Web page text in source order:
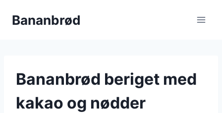
Bananbrød
Bananbrød beriget med
kakao og nødder